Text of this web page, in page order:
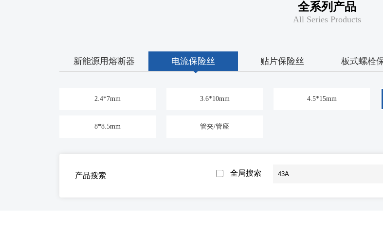
全系列产品
All Series Products
新能源用熔断器 电流保险丝 贴片保险丝 板式螺栓
2.4*7mm 3.6*10mm 4.5*15mm
8*8.5mm 管夹/管座
产品搜索 全局搜索